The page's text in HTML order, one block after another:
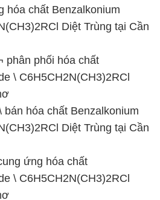
hóa chất Benzalkonium
Diệt Trùng tại Cần
phân phối hóa chất
\ C6H5CH2N(CH3)2RCl
bán hóa chất Benzalkonium
Diệt Trùng tại Cần
ứng hóa chất
\ C6H5CH2N(CH3)2RCl